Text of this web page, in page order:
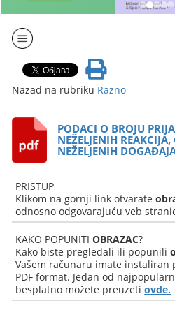
Nazad na rubriku Razno
PODACI O BROJU
NEŽELJENIH
NEŽELJENIH
PRISTUP
Klikom na gornji link otvarate
odnosno odgovarajuću veb
KAKO POPUNITIOBRAZAC?
Kako biste pregledali ili popunili
Vašem računaru imate instaliran
PDF format. Jedan od
besplatno možete preuzetiovde.